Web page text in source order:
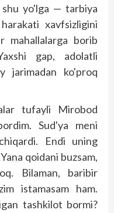
yo'lga — tarbiya
xavfsizligini
mahallalarga borib
gap, adolatli
jarimadan ko'proq
tufayli Mirobod
Sud'ya meni
Endi uning
qoidani buzsam,
Bilaman, baribir
istamasam ham.
tashkilot bormi?